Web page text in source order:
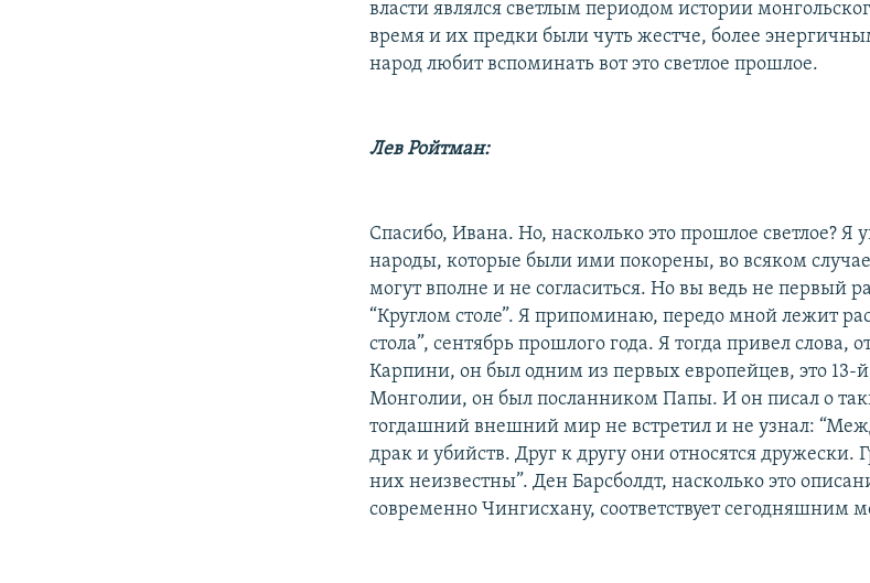
власти являлся светлым периодом истории
время и их предки были чуть жестче, более
народ любит вспоминать вот это светлое прошлое.
Лев Ройтман:
Спасибо, Ивана. Но, насколько это прошлое светлое? Я
народы, которые были ими покорены, во всяком
могут вполне и не согласиться. Но вы ведь не первый
“Круглом столе”. Я припоминаю, передо мной лежит
стола”, сентябрь прошлого года. Я тогда привел слова,
Карпини, он был одним из первых европейцев, это 13-
Монголии, он был посланником Папы. И он писал о
тогдашний внешний мир не встретил и не узнал:
драк и убийств. Друг к другу они относятся дружески.
них неизвестны”. Ден Барсболдт, насколько это
современно Чингисхану, соответствует сегодняшним